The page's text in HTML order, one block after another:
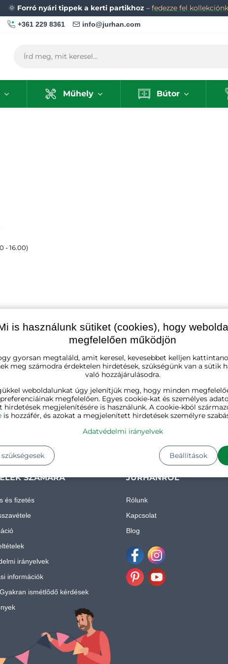
🌞 Forró nyári tippek a kerti partikhoz– fedezze fel
+361 229 8361 info@jurhan.com
Műhely Bútor
- 16.00)
Ügyfeleink rólunk
Börcsök
volt, a cipőspolc
volt összeszerelni is."
Erdey Betti
15 órával ezelőtt
"A termék pontosan olyan mint
leirták, idő elött érkezett,
szuper ajánlani tudom
🤗."
Tudta, hogy raktárainkból
560rendelés indul?
SZÁMÁRA
és fizetés
irányelvek
információk
ismétlődő kérdések
JURHÁNRÓL
Rólunk
Kapcsolat
Blog
FacebookInstagram
is használunk sütiket (cookies), hogy
megfelelően működjön
gyorsan megtaláld, amit keresel, kevesebbet kelljen
meg számodra érdektelen hirdetések, szükségünk van a sütik
való hozzájárulásodra.
weboldalunkat úgy jelenítjük meg, hogy minden
megfelelően. Egyes cookie-kat és személyes
hirdetések megjelenítésére is használunk. A cookie-kból
is hozzáfér, és azokat a megjelenített hirdetések személyre
Adatvédelmi irányelvek
Beállítások
szükségesek